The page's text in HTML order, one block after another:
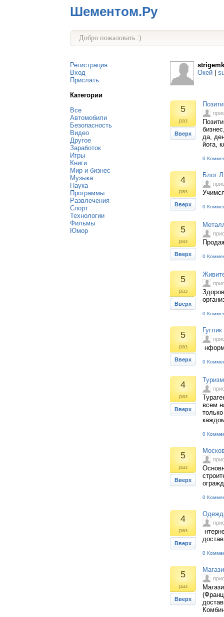
Шементом.Ру
Добро пожаловать :)
Регистрация
Вход
Прислать
Категории
Все
Автомобили
Безопасность
Видео
Другое
Заработок
Игры
Книги
Мир и бизнес
Музыка
Наука
Программы
Развлечения
Спорт
Технологии
Фильмы
Юмор
Окей
5
раз
Вверх
да,
йога,
0
4
раз
Вверх
Блог
0
5
раз
Вверх 0
5
раз
Вверх
0
5
раз
Вверх 0
4
раз
Вверх
всем
0
5
раз
Вверх
0
4
раз
Вверх
0
5
раз
Вверх